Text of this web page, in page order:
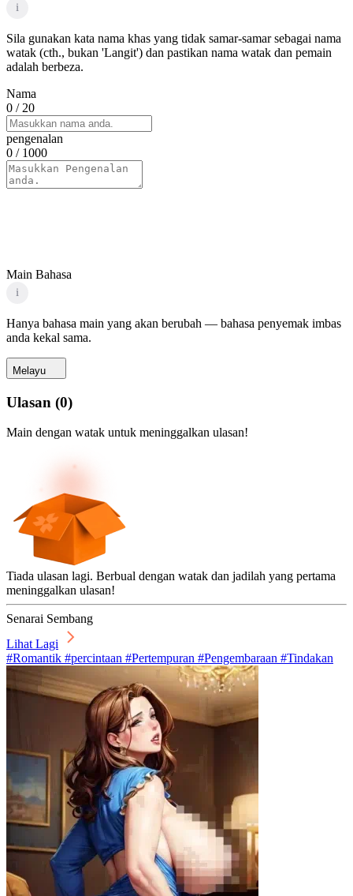
i
Sila gunakan kata nama khas yang tidak samar-samar sebagai nama
watak (cth., bukan 'Langit') dan pastikan nama watak dan pemain
adalah berbeza.
Nama
0 / 20
pengenalan
0 / 1000
Main Bahasa
i
Hanya bahasa main yang akan berubah — bahasa penyemak imbas
anda kekal sama.
Melayu
Ulasan (0)
Main dengan watak untuk meninggalkan ulasan!
Tiada ulasan lagi. Berbual dengan watak dan jadilah yang pertama
meninggalkan ulasan!
Senarai Sembang
Lihat Lagi
#Romantik #percintaan #Pertempuran #Pengembaraan #Tindakan